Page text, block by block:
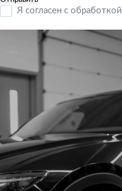
Я согласен с обработкой